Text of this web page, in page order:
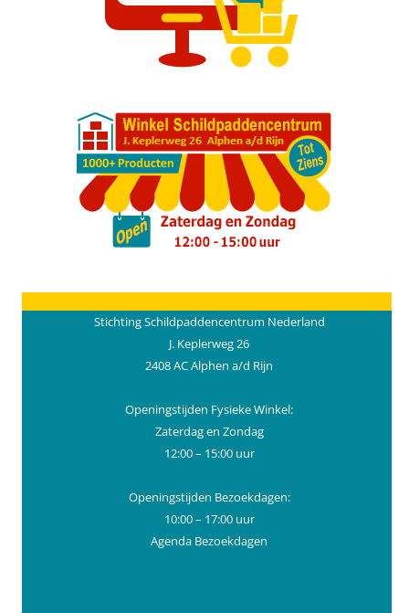
Stichting Schildpaddencentrum Nederland
J. Keplerweg 26
2408 AC Alphen a/d Rijn
Openingstijden Fysieke Winkel:
Zaterdag en Zondag
12:00 – 15:00 uur
Openingstijden Bezoekdagen:
10:00 – 17:00 uur
Agenda Bezoekdagen